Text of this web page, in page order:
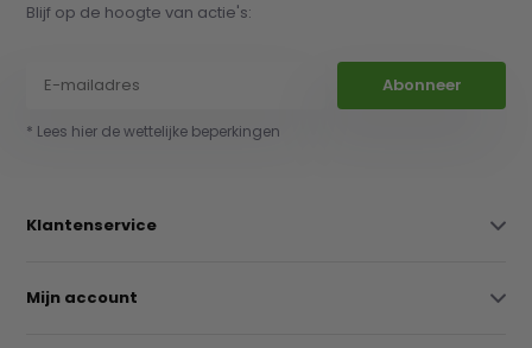
Blijf op de hoogte van actie's:
Abonneer
* Lees hier de wettelijke beperkingen
Klantenservice
Mijn account